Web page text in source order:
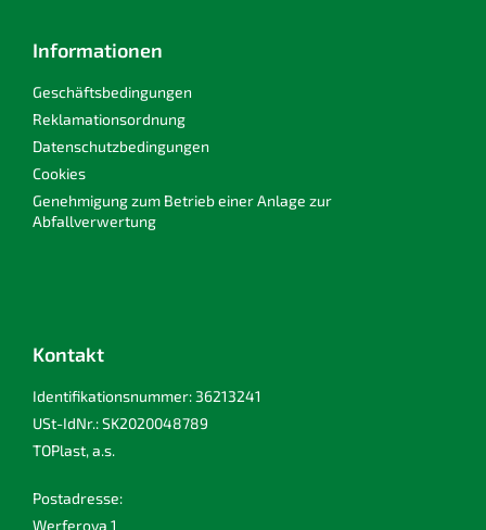
Informationen
Geschäftsbedingungen
Reklamationsordnung
Datenschutzbedingungen
Cookies
Genehmigung zum Betrieb einer Anlage zur
Abfallverwertung
Kontakt
Identifikationsnummer: 36213241
USt-IdNr.: SK2020048789
TOPlast, a.s.
Postadresse:
Werferova 1